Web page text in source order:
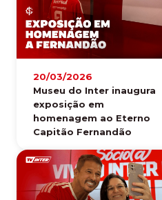
20/03/2026
Museu do Inter inaugura
exposição em
homenagem ao Eterno
Capitão Fernandão